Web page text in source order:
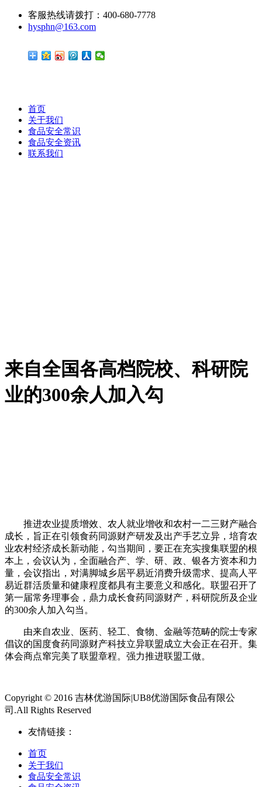
客服热线请拨打：400-680-7778
hysphn@163.com
首页
关于我们
食品安全常识
食品安全资讯
联系我们
来自全国各高档院校、科研院
业的300余人加入勾
推进农业提质增效、农人就业增收和农村一二三财产融合
成长，旨正在引领食药同源财产研发及出产手艺立异，培育农
业农村经济成长新动能，勾当期间，要正在充实搜集联盟的根
本上，会议认为，全面融合产、学、研、政、银各方资本和力
量，会议指出，对满脚城乡居平易近消费升级需求、提高人平
易近群活质量和健康程度都具有主要意义和感化。联盟召开了
第一届常务理事会，鼎力成长食药同源财产，科研院所及企业
的300余人加入勾当。
由来自农业、医药、轻工、食物、金融等范畴的院士专家
倡议的国度食药同源财产科技立异联盟成立大会正在召开。集
体会商点窜完美了联盟章程。强力推进联盟工做。
Copyright © 2016 吉林优游国际|UB8优游国际食品有限公
司.All Rights Reserved
友情链接：
首页
关于我们
食品安全常识